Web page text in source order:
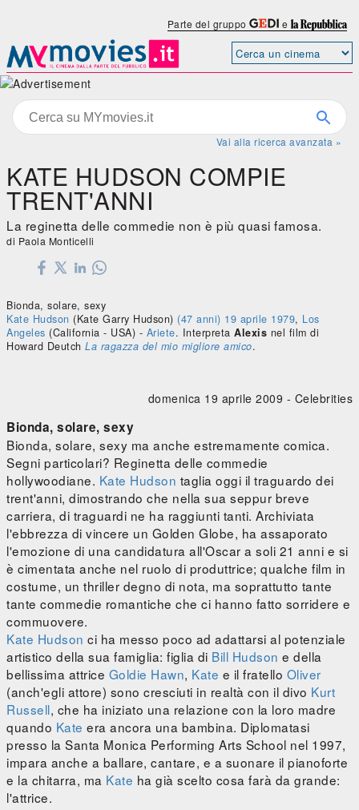
Parte del gruppo e
Vai alla ricerca avanzata »
KATE HUDSON COMPIE
TRENT'ANNI
La reginetta delle commedie non è più quasi famosa.
di Paola Monticelli
Bionda, solare, sexy
Kate Hudson (Kate Garry Hudson) (47 anni) 19 aprile 1979, Los
Angeles (California - USA) - Ariete. Interpreta Alexis nel film di
Howard Deutch La ragazza del mio migliore amico.
domenica 19 aprile 2009 - Celebrities
Bionda, solare, sexy
Bionda, solare, sexy ma anche estremamente comica.
Segni particolari? Reginetta delle commedie
hollywoodiane. Kate Hudson taglia oggi il traguardo dei
trent'anni, dimostrando che nella sua seppur breve
carriera, di traguardi ne ha raggiunti tanti. Archiviata
l'ebbrezza di vincere un Golden Globe, ha assaporato
l'emozione di una candidatura all'Oscar a soli 21 anni e si
è cimentata anche nel ruolo di produttrice; qualche film in
costume, un thriller degno di nota, ma soprattutto tante
tante commedie romantiche che ci hanno fatto sorridere e
commuovere.
Kate Hudson ci ha messo poco ad adattarsi al potenziale
artistico della sua famiglia: figlia di Bill Hudson e della
bellissima attrice Goldie Hawn, Kate e il fratello Oliver
(anch'egli attore) sono cresciuti in realtà con il divo Kurt
Russell, che ha iniziato una relazione con la loro madre
quando Kate era ancora una bambina. Diplomatasi
presso la Santa Monica Performing Arts School nel 1997,
impara anche a ballare, cantare, e a suonare il pianoforte
e la chitarra, ma Kate ha già scelto cosa farà da grande:
l'attrice.